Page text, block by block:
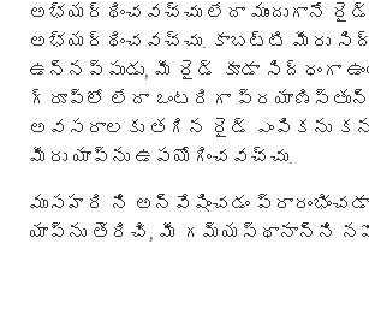
అభ్యర్థించవచ్చు లేదా ముందుగానే
అభ్యర్థించవచ్చు. కాబట్టి మీరు
ఉన్నప్పుడు, మీ రైడ్ కూడా సిద్ధంగా
గ్రూప్؜లో లేదా ఒంటరిగా ప్రయాణిస్తున్నా, మీ
అవసరాలకు తగిన రైడ్ ఎంపికను
మీరు యాప్‌ను ఉపయోగించవచ్చు.
ముసహరి ని అన్వేషించడం
యాప్‌ను తెరిచి, మీ గమ్యస్థానాన్ని